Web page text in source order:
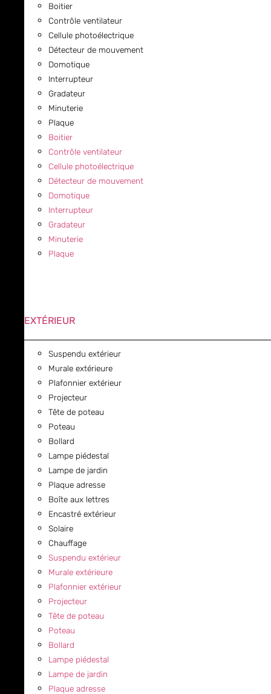
Boitier
Contrôle ventilateur
Cellule photoélectrique
Détecteur de mouvement
Domotique
Interrupteur
Gradateur
Minuterie
Plaque
Boitier
Contrôle ventilateur
Cellule photoélectrique
Détecteur de mouvement
Domotique
Interrupteur
Gradateur
Minuterie
Plaque
EXTÉRIEUR
Suspendu extérieur
Murale extérieure
Plafonnier extérieur
Projecteur
Tête de poteau
Poteau
Bollard
Lampe piédestal
Lampe de jardin
Plaque adresse
Boîte aux lettres
Encastré extérieur
Solaire
Chauffage
Suspendu extérieur
Murale extérieure
Plafonnier extérieur
Projecteur
Tête de poteau
Poteau
Bollard
Lampe piédestal
Lampe de jardin
Plaque adresse